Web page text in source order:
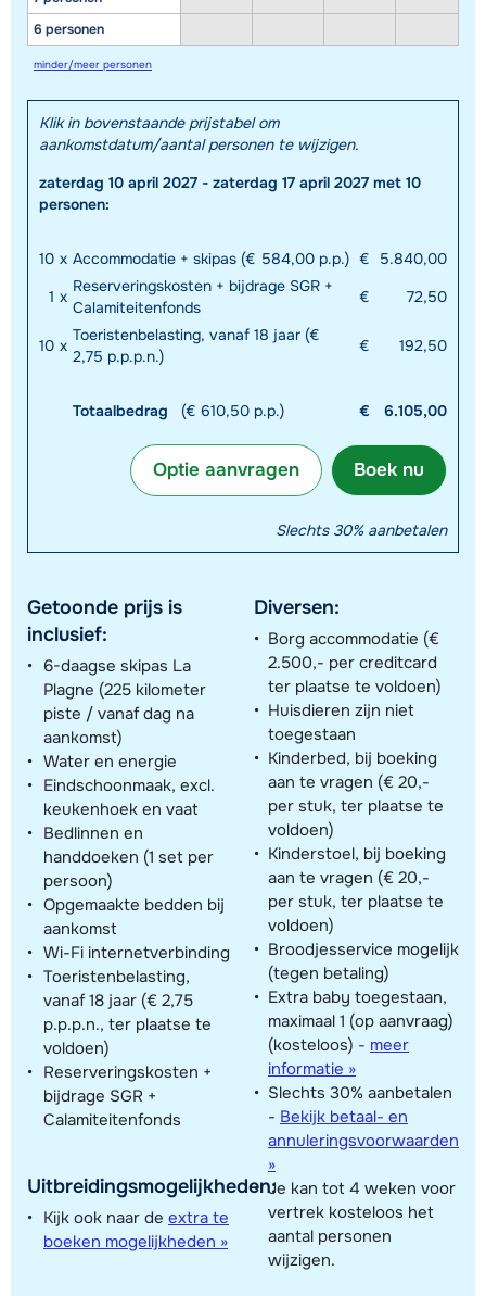
6 personen
minder/meer personen
Klik in bovenstaande prijstabel om
aankomstdatum/aantal personen te wijzigen.
zaterdag 10 april 2027 - zaterdag 17 april 2027 met 10
personen:
10 x Accommodatie + skipas (€ 584,00 p.p.) €
5.840,00
1 x
Reserveringskosten + bijdrage SGR +
Calamiteitenfonds
€ 72,50
10 x
Toeristenbelasting, vanaf 18 jaar (€
2,75 p.p.p.n.)
€ 192,50
Totaalbedrag (€ 610,50 p.p.) € 6.105,00
Boek nu
Optie aanvragen
Slechts 30% aanbetalen
Getoonde prijs is
inclusief:
6-daagse skipas La
Plagne (225 kilometer
piste / vanaf dag na
aankomst)
Water en energie
Eindschoonmaak, excl.
keukenhoek en vaat
Bedlinnen en
handdoeken (1 set per
persoon)
Opgemaakte bedden bij
aankomst
Wi-Fi internetverbinding
Toeristenbelasting,
vanaf 18 jaar (€ 2,75
p.p.p.n., ter plaatse te
voldoen)
Reserveringskosten +
bijdrage SGR +
Calamiteitenfonds
Uitbreidingsmogelijkheden:
Kijk ook naar de extra te
boeken mogelijkheden »
Diversen:
Borg accommodatie (€
2.500,- per creditcard
ter plaatse te voldoen)
Huisdieren zijn niet
toegestaan
Kinderbed, bij boeking
aan te vragen (€ 20,-
per stuk, ter plaatse te
voldoen)
Kinderstoel, bij boeking
aan te vragen (€ 20,-
per stuk, ter plaatse te
voldoen)
Broodjesservice mogelijk
(tegen betaling)
Extra baby toegestaan,
maximaal 1 (op aanvraag)
(kosteloos) - meer
informatie »
Slechts 30% aanbetalen
- Bekijk betaal- en
annuleringsvoorwaarden
»
Je kan tot 4 weken voor
vertrek kosteloos het
aantal personen
wijzigen.